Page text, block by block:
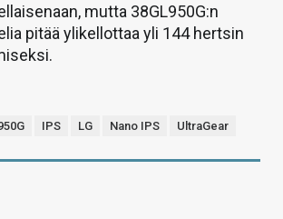
mutta 38GL950G:n
pitää ylikellottaa yli 144 hertsin
IPS LG Nano IPS UltraGear